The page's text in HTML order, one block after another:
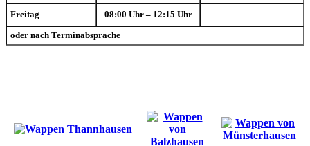
Freitag 08:00 Uhr – 12:15 Uhr
oder nach Terminabsprache